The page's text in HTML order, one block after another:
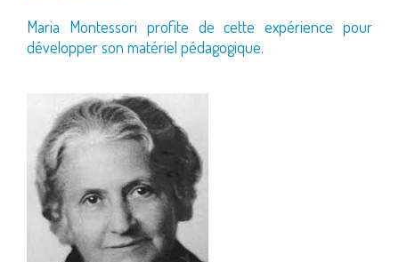
Maria Montessori profite de cette expérience pour
développer son matériel pédagogique.